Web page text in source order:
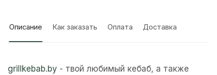
Описание Как заказать Оплата Доставка
grillkebab.by - твой любимый кебаб, а также